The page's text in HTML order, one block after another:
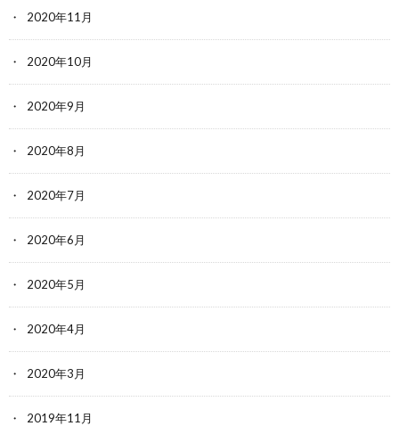
2020年11月
2020年10月
2020年9月
2020年8月
2020年7月
2020年6月
2020年5月
2020年4月
2020年3月
2019年11月